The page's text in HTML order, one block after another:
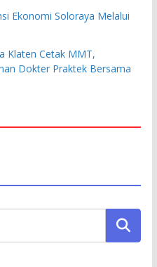
Ekonomi Soloraya Melalui
Klaten Cetak MMT,
Dokter Praktek Bersama